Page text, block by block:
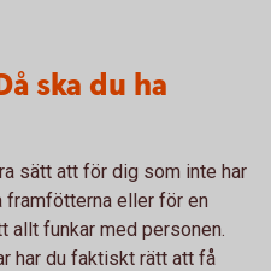
ska du ha
sätt att för dig som inte har
framfötterna eller för en
allt funkar med personen.
har du faktiskt rätt att få